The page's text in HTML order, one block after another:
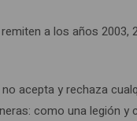
a los años
acepta y rechaza
como una legión y